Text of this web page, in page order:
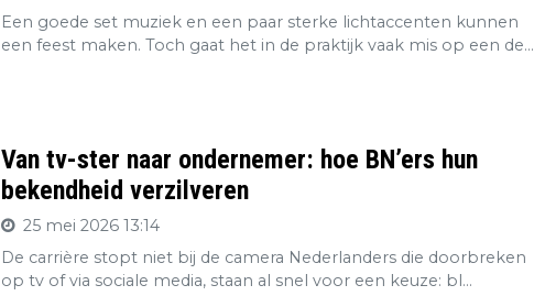
Een goede set muziek en een paar sterke lichtaccenten kunnen
een feest maken. Toch gaat het in de praktijk vaak mis op een de...
Van tv-ster naar ondernemer: hoe BN’ers hun
bekendheid verzilveren
25 mei 2026 13:14
De carrière stopt niet bij de camera Nederlanders die doorbreken
op tv of via sociale media, staan al snel voor een keuze: bl...